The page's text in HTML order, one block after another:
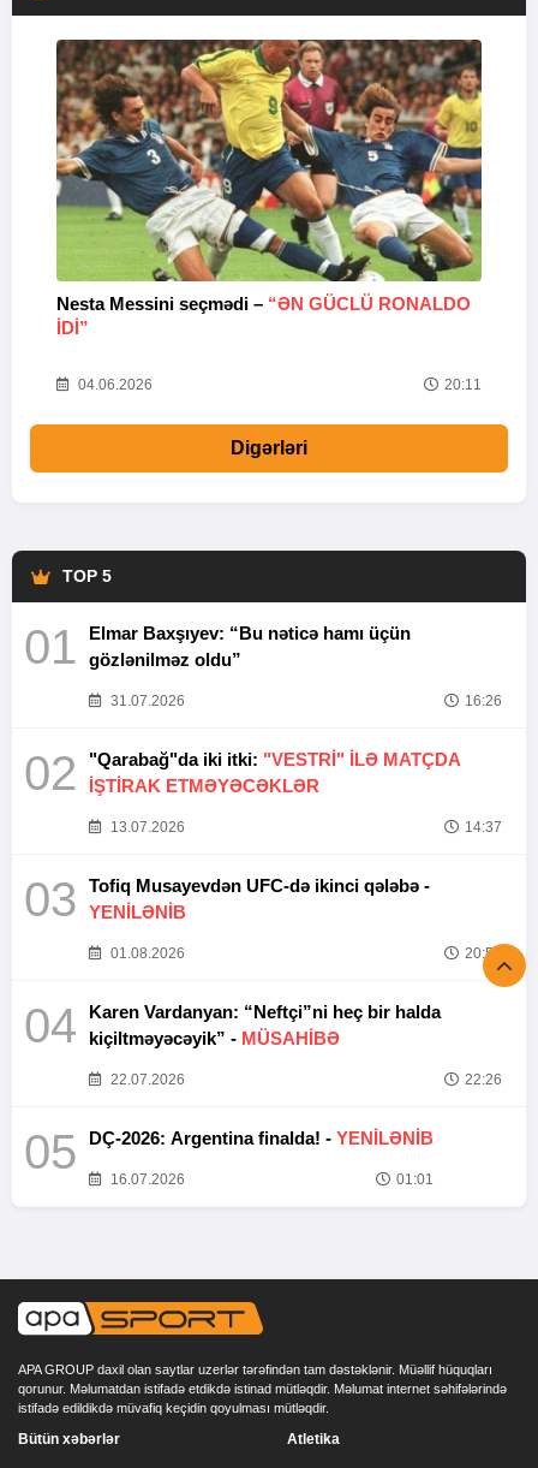
Nesta Messini seçmədi – “ƏN GÜCLÜ RONALDO
IDI”
04.06.2026 20:11
Digərləri
TOP 5
01
Elmar Baxşıyev: “Bu nəticə hamı üçün
gözlənilməz oldu”
31.07.2026 16:26
02 "Qarabağ"da iki itki: "VESTRİ" İLƏ MATÇDA
İŞTİRAK ETMƏYƏCƏKLƏR
13.07.2026 14:37
03
Tofiq Musayevdən UFC-də ikinci qələbə -
YENİLƏNİB
01.08.2026 20:52
04
Karen Vardanyan: “Neftçi”ni heç bir halda
kiçiltməyəcəyik” - MÜSAHİBƏ
22.07.2026 22:26
05 DÇ-2026: Argentina finalda! - YENİLƏNİB
16.07.2026 01:01
APA GROUP daxil olan saytlar uzerlər tərəfindən tam dəstəklənir. Müəllif hüquqları
qorunur. Məlumatdan istifadə etdikdə istinad mütləqdir. Məlumat internet səhifələrində
istifadə edildikdə müvafiq keçidin qoyulması mütləqdir.
Bütün xəbərlər Atletika